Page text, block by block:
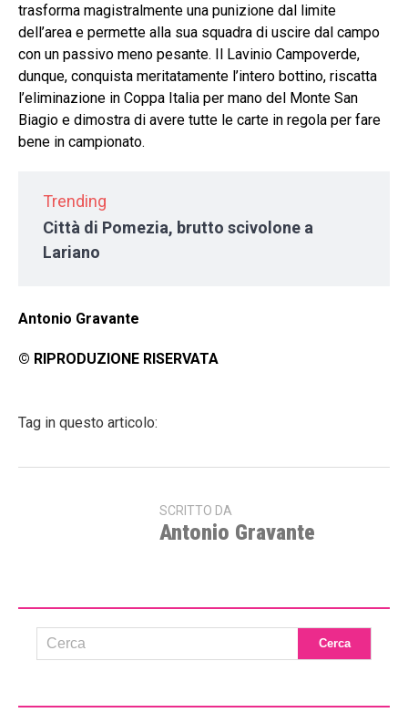
trasforma magistralmente una punizione dal limite
dell’area e permette alla sua squadra di uscire dal campo
con un passivo meno pesante. Il Lavinio Campoverde,
dunque, conquista meritatamente l’intero bottino, riscatta
l’eliminazione in Coppa Italia per mano del Monte San
Biagio e dimostra di avere tutte le carte in regola per fare
bene in campionato.
Trending
Città di Pomezia, brutto scivolone a
Lariano
Antonio Gravante
© RIPRODUZIONE RISERVATA
Tag in questo articolo:
SCRITTO DA
Antonio Gravante